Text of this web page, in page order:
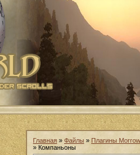
Главная » Файлы » Плагины
» Компаньоны